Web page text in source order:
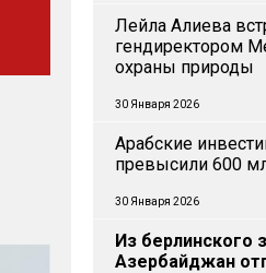
Лейла Алиева
гендиректором
охраны природы
30 Января 2026
Арабские
превысили 600
30 Января 2026
Из берлинского
Азербайджан